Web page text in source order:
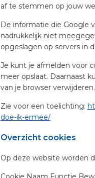
af te stemmen op jouw
De informatie die Google
nadrukkelijk niet
opgeslagen op servers in
Je kunt je afmelden voor
meer opslaat. Daarnaast
van je browser verwijderen.
Zie voor een toelichting:
doe-ik-ermee/
Overzicht cookies
Op deze website worden